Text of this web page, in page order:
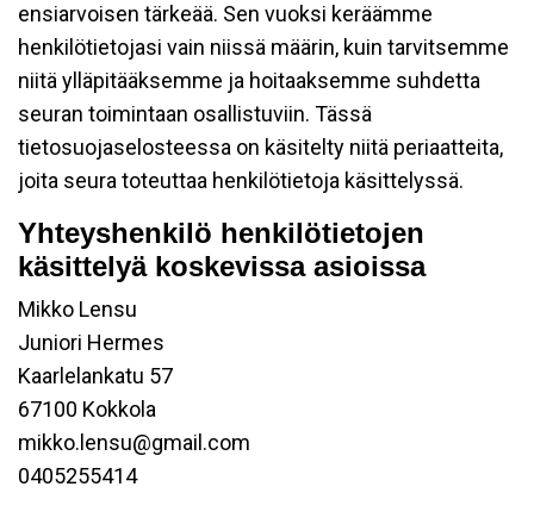
ensiarvoisen tärkeää. Sen vuoksi keräämme
henkilötietojasi vain niissä määrin, kuin tarvitsemme
niitä ylläpitääksemme ja hoitaaksemme suhdetta
seuran toimintaan osallistuviin. Tässä
tietosuojaselosteessa on käsitelty niitä periaatteita,
joita seura toteuttaa henkilötietoja käsittelyssä.
Yhteyshenkilö henkilötietojen
käsittelyä koskevissa asioissa
Mikko Lensu
Juniori Hermes
Kaarlelankatu 57
67100 Kokkola
mikko.lensu@gmail.com
0405255414